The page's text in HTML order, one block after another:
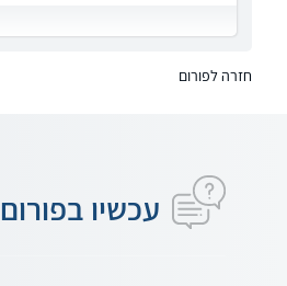
חזרה לפורום
עכשיו בפורום